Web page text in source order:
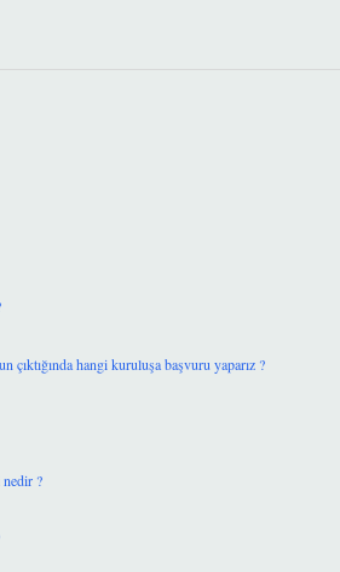
çıktığında hangi kuruluşa başvuru yaparız ?
nedir ?